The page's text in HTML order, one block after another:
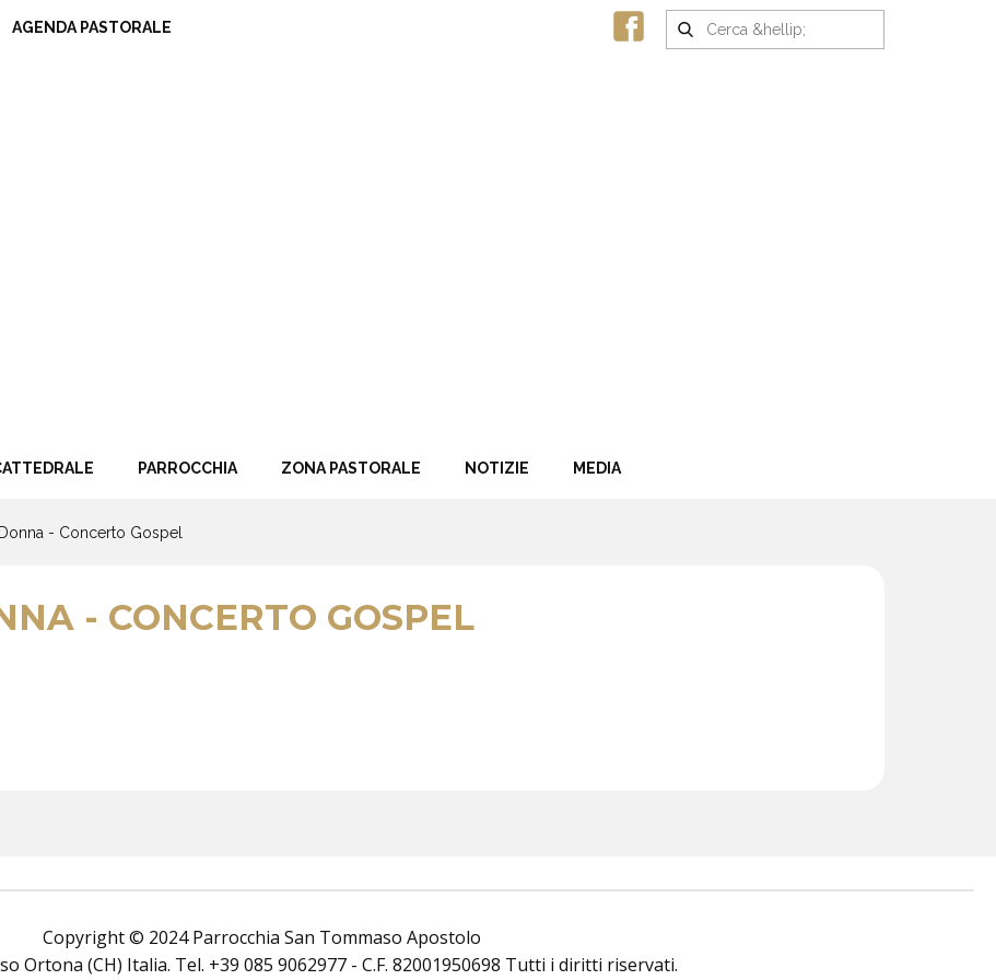
AGENDA PASTORALE
PARROCCHIA ZONA PASTORALE NOTIZIE MEDIA
- Concerto Gospel
- CONCERTO GOSPEL
Copyright © 2024 Parrocchia San Tommaso Apostolo
Ortona (CH) Italia. Tel. +39 085 9062977 - C.F. 82001950698 Tutti i diritti riservati.